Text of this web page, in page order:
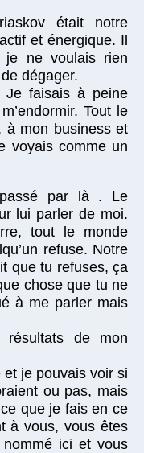
était notre
et énergique. Il
ne voulais rien
dégager.
Je faisais à peine
Tout le
à mon business et
voyais comme un
par là . Le
lui parler de moi.
tout le monde
refuse. Notre
que tu refuses, ça
chose que tu ne
à me parler mais
résultats de mon
je pouvais voir si
ou pas, mais
que je fais en ce
à vous, vous êtes
nommé ici et vous